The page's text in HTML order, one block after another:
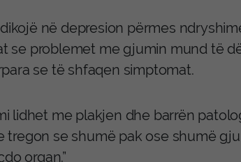
në depresion përmes
se problemet me gjumin mund të
se të shfaqen simptomat.
lidhet me plakjen dhe barrën
tregon se shumë pak ose shumë
organ.”